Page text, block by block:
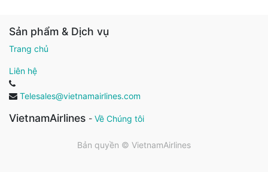
Sản phẩm & Dịch vụ
Trang chủ
Liên hệ
Telesales@vietnamairlines.com
VietnamAirlines - Về Chúng tôi
Bản quyền © VietnamAirlines